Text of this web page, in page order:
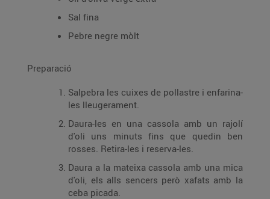
Sal fina
Pebre negre mòlt
Preparació
Salpebra les cuixes de pollastre i enfarina-
les lleugerament.
Daura-les en una cassola amb un rajolí
d'oli uns minuts fins que quedin ben
rosses. Retira-les i reserva-les.
Daura a la mateixa cassola amb una mica
d'oli, els alls sencers però xafats amb la
ceba picada.